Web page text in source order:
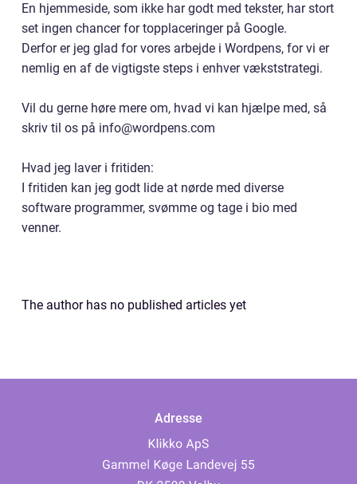
En hjemmeside, som ikke har godt med tekster, har stort
set ingen chancer for topplaceringer på Google.
Derfor er jeg glad for vores arbejde i Wordpens, for vi er
nemlig en af de vigtigste steps i enhver vækststrategi.
Vil du gerne høre mere om, hvad vi kan hjælpe med, så
skriv til os på info@wordpens.com
Hvad jeg laver i fritiden:
I fritiden kan jeg godt lide at nørde med diverse
software programmer, svømme og tage i bio med
venner.
The author has no published articles yet
Adresse